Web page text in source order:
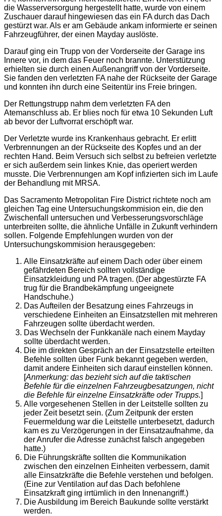
die Wasserversorgung hergestellt hatte, wurde von einem
Zuschauer darauf hingewiesen das ein FA durch das Dach
gestürzt war. Als er am Gebäude ankam informierte er seinen
Fahrzeugführer, der einen Mayday auslöste.
Darauf ging ein Trupp von der Vorderseite der Garage ins
Innere vor, in dem das Feuer noch brannte. Unterstützung
erhielten sie durch einen Außenangriff von der Vorderseite.
Sie fanden den verletzten FA nahe der Rückseite der Garage
und konnten ihn durch eine Seitentür ins Freie bringen.
Der Rettungstrupp nahm dem verletzten FA den
Atemanschluss ab. Er blies noch für etwa 10 Sekunden Luft
ab bevor der Luftvorrat erschöpft war.
Der Verletzte wurde ins Krankenhaus gebracht. Er erlitt
Verbrennungen an der Rückseite des Kopfes und an der
rechten Hand. Beim Versuch sich selbst zu befreien verletzte
er sich außerdem sein linkes Knie, das operiert werden
musste. Die Verbrennungen am Kopf infizierten sich im Laufe
der Behandlung mit MRSA.
Das Sacramento Metropolitan Fire District richtete noch am
gleichen Tag eine Untersuchungskommision ein, die den
Zwischenfall untersuchen und Verbesserungsvorschläge
unterbreiten sollte, die ähnliche Unfälle in Zukunft verhindern
sollen. Folgende Empfehlungen wurden von der
Untersuchungskommision herausgegeben:
Alle Einsatzkräfte auf einem Dach oder über einem
gefährdeten Bereich sollten vollständige
Einsatzkleidung und PA tragen. (Der abgestürzte FA
trug für die Brandbekämpfung ungeeignete
Handschuhe.)
Das Aufteilen der Besatzung eines Fahrzeugs in
verschiedene Einheiten an Einsatzstellen mit mehreren
Fahrzeugen sollte überdacht werden.
Das Wechseln der Funkkanäle nach einem Mayday
sollte überdacht werden.
Die im direkten Gespräch an der Einsatzstelle erteilten
Befehle sollten über Funk bekannt gegeben werden,
damit andere Einheiten sich darauf einstellen können.
[Anmerkung: das bezieht sich auf die taktischen
Befehle für die einzelnen Fahrzeugbesatzungen, nicht
die Befehle für einzelne Einsatzkräfte oder Trupps.]
Alle vorgesehenen Stellen in der Leitstelle sollten zu
jeder Zeit besetzt sein. (Zum Zeitpunk der ersten
Feuermeldung war die Leitstelle unterbesetzt, dadurch
kam es zu Verzögerungen in der Einsatzaufnahme, da
der Anrufer die Adresse zunächst falsch angegeben
hatte.)
Die Führungskräfte sollten die Kommunikation
zwischen den einzelnen Einheiten verbessern, damit
alle Einsatzkräfte die Befehle verstehen und befolgen.
(Eine zur Ventilation auf das Dach befohlene
Einsatzkraft ging irrtümlich in den Innenangriff.)
Die Ausbildung im Bereich Baukunde sollte verstärkt
werden.